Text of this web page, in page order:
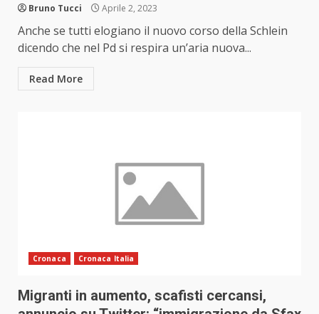
Bruno Tucci Aprile 2, 2023
Anche se tutti elogiano il nuovo corso della Schlein
dicendo che nel Pd si respira un’aria nuova...
Read More
Cronaca Cronaca Italia
Migranti in aumento, scafisti cercansi,